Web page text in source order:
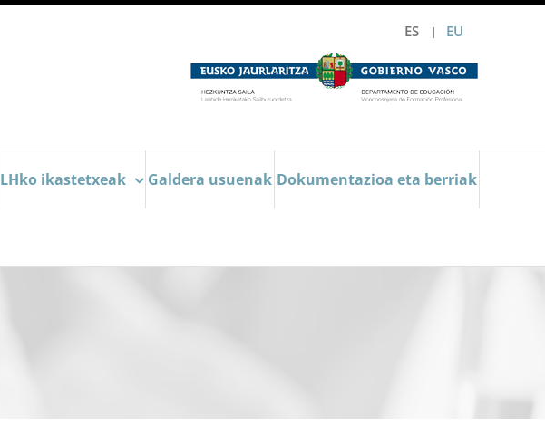
ES EU
LHko ikastetxeak Galdera usuenak Dokumentazioa eta berriak